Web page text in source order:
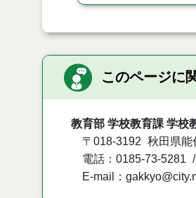
このページに
教育部 学校教育課 学校
〒018-3192
秋田県能
電話：0185-73-5281
E-mail：